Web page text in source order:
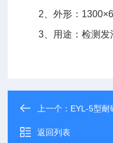
2、外形：
3、用途：检测发
上一个： EYL-5型耐
返回列表